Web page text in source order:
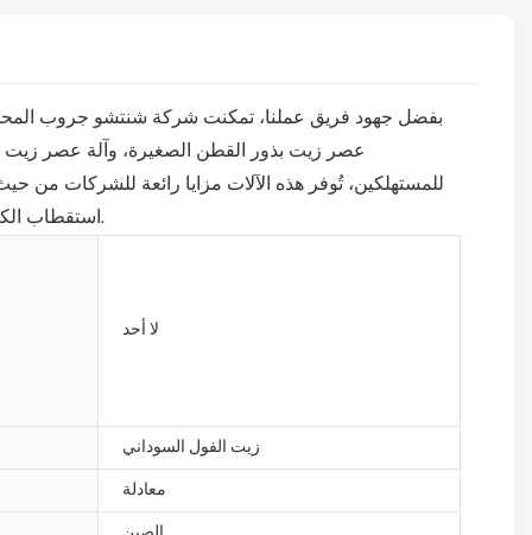
بفضل جهود فريق عملنا، تمكنت شركة شنتشو جروب
عصر زيت بذور القطن الصغيرة، وآلة عصر زيت
للمستهلكين، تُوفر هذه الآلات مزايا رائعة للشركات
استقطاب الكفاءات، وتعزيز قدرات الابتكار التكنولوجي من خلال توفير المزيد من المواهب المتميزة كدعم فكري، وذلك لتحقيق نمو أفضل وأسرع.
لا أحد
زيت الفول السوداني
معادلة